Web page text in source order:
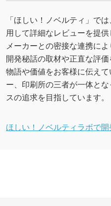
「ほしい！ノベルティ」で
用して詳細なレビューを提供
メーカーとの密接な連携に
開発秘話の取材や正直な評
物語や価値をお客様に伝え
ー、印刷所の三者が一体と
スの追求を目指しています。
ほしい！ノベルティラボで